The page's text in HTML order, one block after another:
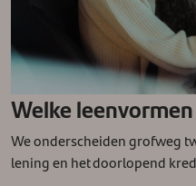
Welke
We onderscheiden grofweg
lening en het doorlopend